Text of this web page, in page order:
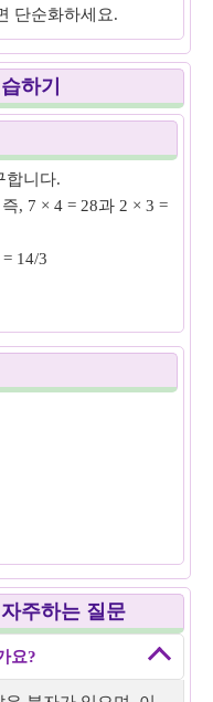
단순화하세요.
하기
합니다.
, 7 × 4 = 28과 2 × 3 =
14/3
합니다.
, 10). × 6 = 60 및 3 ×
= 5/1
합니다.
, 16 × 8 = 128 및 4 ×
= 32/5
합니다.
, 12 × 7 = 84 및 5 × 6
주하는 질문
요?